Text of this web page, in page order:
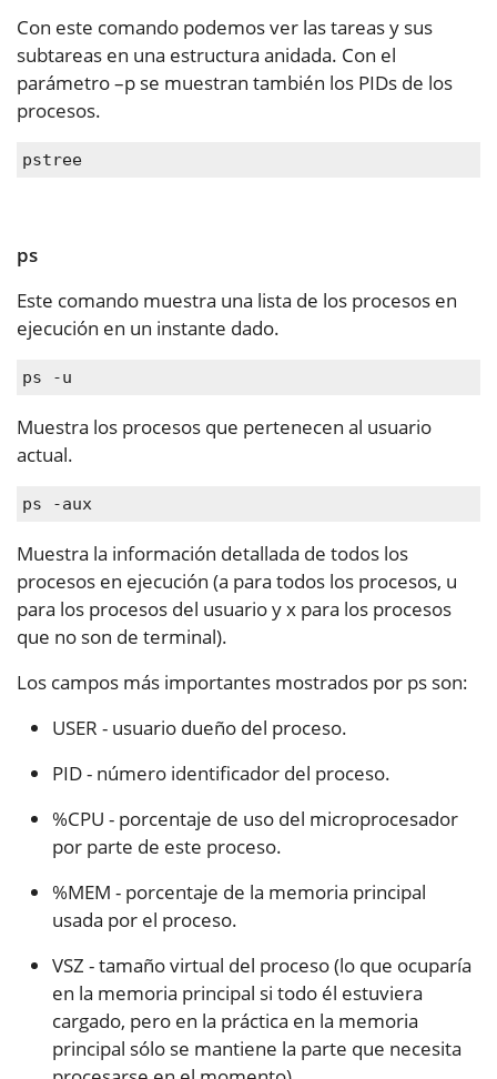
Con este comando podemos ver las tareas y sus
subtareas en una estructura anidada. Con el
parámetro –p se muestran también los PIDs de los
procesos.
pstree
ps
Este comando muestra una lista de los procesos en
ejecución en un instante dado.
ps -u
Muestra los procesos que pertenecen al usuario
actual.
ps -aux
Muestra la información detallada de todos los
procesos en ejecución (a para todos los procesos, u
para los procesos del usuario y x para los procesos
que no son de terminal).
Los campos más importantes mostrados por ps son:
USER - usuario dueño del proceso.
PID - número identificador del proceso.
%CPU - porcentaje de uso del microprocesador
por parte de este proceso.
%MEM - porcentaje de la memoria principal
usada por el proceso.
VSZ - tamaño virtual del proceso (lo que ocuparía
en la memoria principal si todo él estuviera
cargado, pero en la práctica en la memoria
principal sólo se mantiene la parte que necesita